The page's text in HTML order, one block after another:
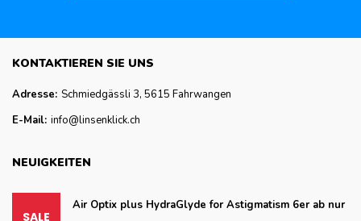
KONTAKTIEREN SIE UNS
Adresse: Schmiedgässli 3, 5615 Fahrwangen
E-Mail: info@linsenklick.ch
NEUIGKEITEN
Air Optix plus HydraGlyde for Astigmatism 6er ab nur